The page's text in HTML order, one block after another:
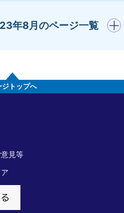
年8月のページ一覧
開く
ジトップへ
見等